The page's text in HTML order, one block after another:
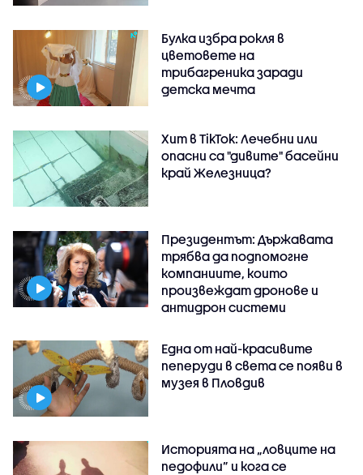
Булка избра рокля в
цветовете на
трибагреника заради
детска мечта
Хит в TikTok: Лечебни или
опасни са "дивите" басейни
край Железница?
Президентът: Държавата
трябва да подпомогне
компаниите, които
произвеждат дронове и
антидрон системи
Една от най-красивите
пеперуди в света се появи в
музея в Пловдив
Историята на „ловците на
педофили” и кога се